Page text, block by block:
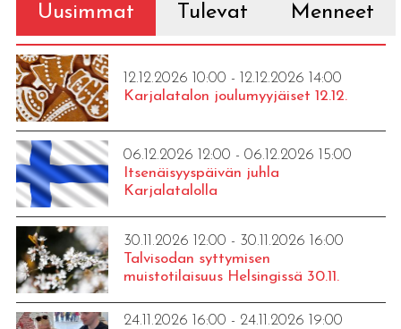
Uusimmat Tulevat Menneet
12.12.2026 10:00 - 12.12.2026 14:00
Karjalatalon joulumyyjäiset 12.12.
06.12.2026 12:00 - 06.12.2026 15:00
Itsenäisyyspäivän juhla
Karjalatalolla
30.11.2026 12:00 - 30.11.2026 16:00
Talvisodan syttymisen
muistotilaisuus Helsingissä 30.11.
24.11.2026 16:00 - 24.11.2026 19:00